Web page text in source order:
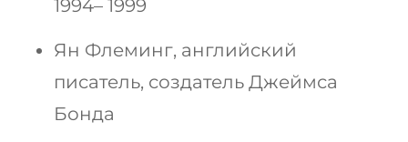
1994– 1999
Ян Флеминг, английский
писатель, создатель Джеймса
Бонда